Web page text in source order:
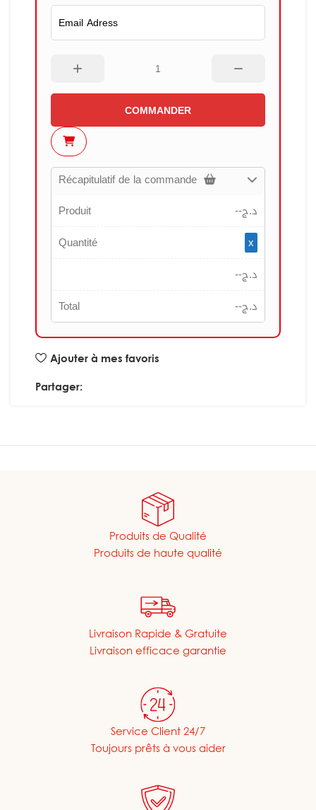
COMMANDER
Récapitulatif de la commande
Produit
--د.ج
Quantité
x
--د.ج
Total
--د.ج
Ajouter à mes favoris
Partager:
Produits de Qualité
Produits de haute qualité
Livraison Rapide & Gratuite
Livraison efficace garantie
Service Client 24/7
Toujours prêts à vous aider